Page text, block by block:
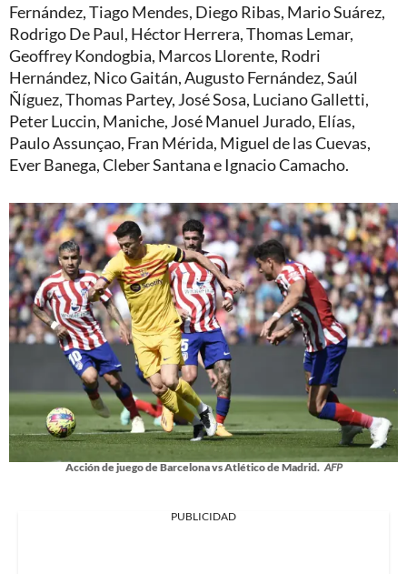
Fernández, Tiago Mendes, Diego Ribas, Mario Suárez,
Rodrigo De Paul, Héctor Herrera, Thomas Lemar,
Geoffrey Kondogbia, Marcos Llorente, Rodri
Hernández, Nico Gaitán, Augusto Fernández, Saúl
Ñíguez, Thomas Partey, José Sosa, Luciano Galletti,
Peter Luccin, Maniche, José Manuel Jurado, Elías,
Paulo Assunçao, Fran Mérida, Miguel de las Cuevas,
Ever Banega, Cleber Santana e Ignacio Camacho.
Acción de juego de Barcelona vs Atlético de Madrid. AFP
PUBLICIDAD